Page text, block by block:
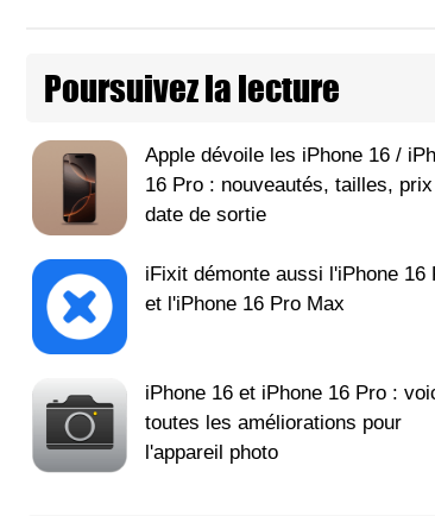
Poursuivez la lecture
Apple dévoile les iPhone 16 /
16 Pro : nouveautés, tailles,
date de sortie
iFixit démonte aussi l'iPhone 16
et l'iPhone 16 Pro Max
iPhone 16 et iPhone 16 Pro :
toutes les améliorations pour
l'appareil photo